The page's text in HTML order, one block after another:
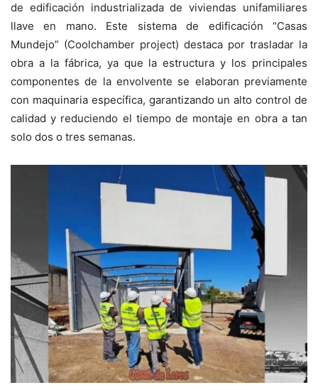
de edificación industrializada de viviendas unifamiliares
llave en mano. Este sistema de edificación “Casas
Mundejo” (Coolchamber project) destaca por trasladar la
obra a la fábrica, ya que la estructura y los principales
componentes de la envolvente se elaboran previamente
con maquinaria específica, garantizando un alto control de
calidad y reduciendo el tiempo de montaje en obra a tan
solo dos o tres semanas.